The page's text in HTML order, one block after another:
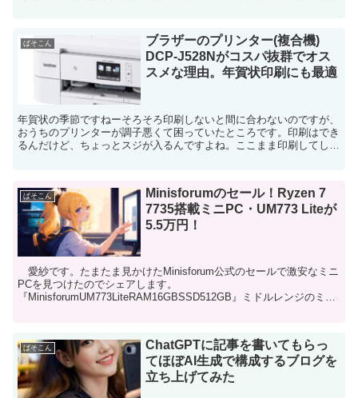
ぱそこん
ブラザーのプリンター(複合機)
DCP-J528Nがコスパ抜群でオス
スメな理由。年賀状印刷にも最適
年賀状の季節ですねーそろそろ印刷しないと間に合わないのですが、
おうちのプリンターが調子悪くて困っていたところです。印刷はでき
るんだけど、ちょっとスジが入るんですよね。ここまま印刷してしま
ぱそこん
Minisforumのセール！Ryzen 7
7735搭載ミニPC・UM773 Liteが
5.5万円！
愛紗です。たまたま見かけたMinisforum公式のセールで激安なミニ
PCを見つけたのでシェアします。
『MinisforumUM773LiteRAM16GBSSD512GB』ミドルレンジのミニ
ぱそこん
ChatGPTに記事を書いてもらっ
てほぼAI生成で構成するブログを
立ち上げてみた